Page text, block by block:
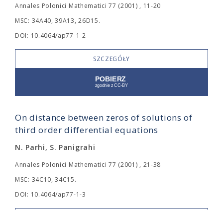
Annales Polonici Mathematici 77 (2001) , 11-20
MSC: 34A40, 39A13, 26D15.
DOI: 10.4064/ap77-1-2
SZCZEGÓŁY
On distance between zeros of solutions of
third order differential equations
N. Parhi, S. Panigrahi
Annales Polonici Mathematici 77 (2001) , 21-38
MSC: 34C10, 34C15.
DOI: 10.4064/ap77-1-3